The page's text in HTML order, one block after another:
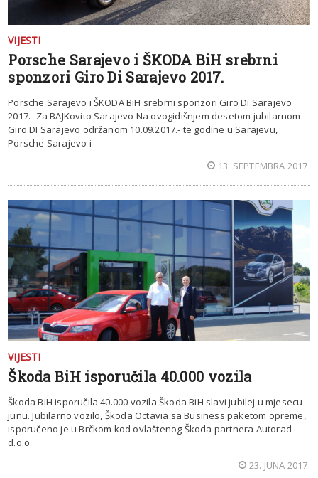
VIJESTI
Porsche Sarajevo i ŠKODA BiH srebrni
sponzori Giro Di Sarajevo 2017.
Porsche Sarajevo i ŠKODA BiH srebrni sponzori Giro Di Sarajevo
2017.- Za BAJKovito Sarajevo Na ovogidišnjem desetom jubilarnom
Giro DI Sarajevo održanom 10.09.2017.- te godine u Sarajevu,
Porsche Sarajevo i
13. SEPTEMBRA 2017.
VIJESTI
Škoda BiH isporučila 40.000 vozila
Škoda BiH isporučila 40.000 vozila Škoda BiH slavi jubilej u mjesecu
junu. Jubilarno vozilo, Škoda Octavia sa Business paketom opreme,
isporučeno je u Brčkom kod ovlaštenog Škoda partnera Autorad
d.o.o.
23. JUNA 2017.